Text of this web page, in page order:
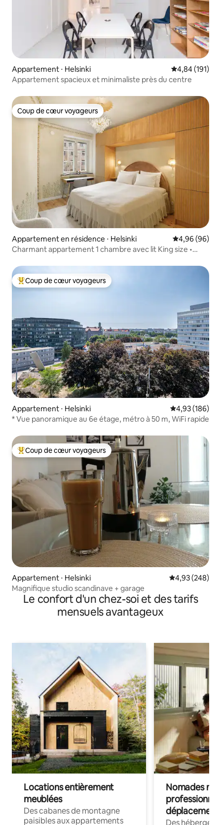
Appartement ⋅ Helsinki Évaluation
4,84 (191)
Appartement spacieux et minimaliste près du centre
Coup de cœur voyageurs
Coup de cœur voyageurs
Appartement en résidence ⋅ Helsinki Évaluation
4,96 (96)
Charmant appartement 1 chambre avec lit King size •
Coups de cœur voyageurs les plus appréciés
Coup de cœur voyageurs
Appartement ⋅ Helsinki Évaluation
4,93 (186)
* Vue panoramique au 6e étage, métro à 50 m, WiFi rapide
Coups de cœur voyageurs les plus appréciés
Coup de cœur voyageurs
Appartement ⋅ Helsinki Évaluation
4,93 (248)
Magnifique studio scandinave + garage
Le confort d'un chez-soi et des tarifs
mensuels avantageux
Locations entièrement
meublées
Des cabanes de montagne
paisibles aux appartements
Nomades
déplacement
Des